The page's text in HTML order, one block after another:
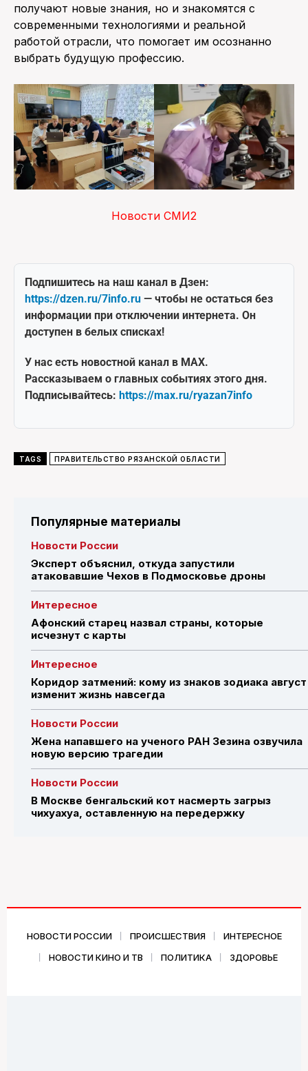
получают новые знания, но и знакомятся с
современными технологиями и реальной
работой отрасли, что помогает им осознанно
выбрать будущую профессию.
Новости СМИ2
Подпишитесь на наш канал в Дзен:
https://dzen.ru/7info.ru — чтобы не остаться без
информации при отключении интернета. Он
доступен в белых списках!
У нас есть новостной канал в MAX.
Рассказываем о главных событиях этого дня.
Подписывайтесь: https://max.ru/ryazan7info
TAGS ПРАВИТЕЛЬСТВО РЯЗАНСКОЙ ОБЛАСТИ
Популярные материалы
Новости России
Эксперт объяснил, откуда запустили
атаковавшие Чехов в Подмосковье дроны
Интересное
Афонский старец назвал страны, которые
исчезнут с карты
Интересное
Коридор затмений: кому из знаков зодиака август
изменит жизнь навсегда
Новости России
Жена напавшего на ученого РАН Зезина озвучила
новую версию трагедии
Новости России
В Москве бенгальский кот насмерть загрыз
чихуахуа, оставленную на передержку
НОВОСТИ РОССИИ ПРОИСШЕСТВИЯ
ИНТЕРЕСНОЕ
НОВОСТИ КИНО И ТВ
ПОЛИТИКА ЗДОРОВЬЕ